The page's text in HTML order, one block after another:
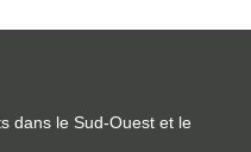
dans le Sud-Ouest et le